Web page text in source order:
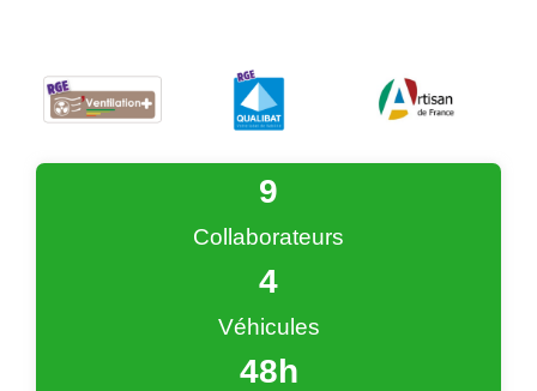
Collaborateurs
9
Véhicules
4
48h